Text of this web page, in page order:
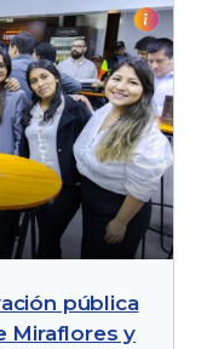
pública
Miraflores y